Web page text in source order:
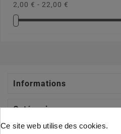
2,00 € - 22,00 €
Informations
Catégories
Ce site web utilise des cookies.